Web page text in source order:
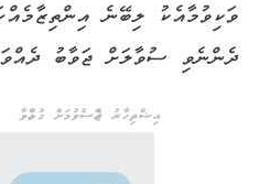
ވަކިވުމާއެކު ލިބޭނެ އިންތިޒާމެއް
ދެންނެވި ސުވާލަށް ޖަވާބު
އިޝްތިހާރު ޖެއްސެވުމަށް ގުޅުއްވާ